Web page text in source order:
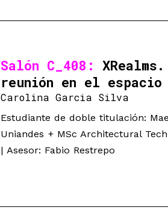
Salón C_408:
reunión en el
Carolina Garcia Silva
Estudiante de doble titulación:
Uniandes + MSc Architectural
| Asesor: Fabio Restrepo